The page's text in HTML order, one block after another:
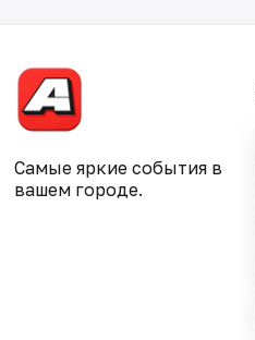
Самые яркие события в
вашем городе.